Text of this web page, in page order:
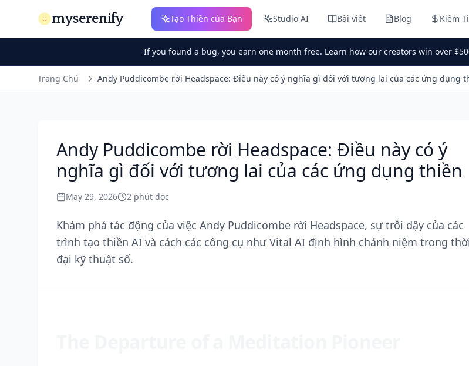
myserenify Tạo Thiền của Bạn Studio AI Bài viết Blog Kiếm
If you found a bug, you earn one month free. Learn how our creators win over
Trang Chủ Andy Puddicombe rời Headspace: Điều này có ý nghĩa gì đối với tương lai của các ứng dụng
Andy Puddicombe rời Headspace: Điều này có ý
nghĩa gì đối với tương lai của các ứng dụng thiền
May 29, 2026 2 phút đọc
Khám phá tác động của việc Andy Puddicombe rời Headspace, sự trỗi dậy của các
trình tạo thiền AI và cách các công cụ như Vital AI định hình chánh niệm trong
đại kỹ thuật số.